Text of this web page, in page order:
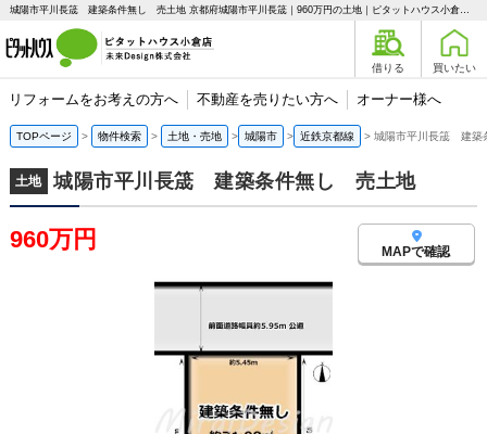
城陽市平川長筬 建築条件無し 売土地 京都府城陽市平川長筬｜960万円の土地｜ピタットハウス小倉店 未来Design株式会社
借りる 買いたい
リフォームをお考えの方へ 不動産を売りたい方へ オーナー様へ
TOPページ 物件検索 土地・売地 城陽市 近鉄京都線 城陽市平川長筬 建
土地 城陽市平川長筬 建築条件無し 売土地
960万円 MAPで確認